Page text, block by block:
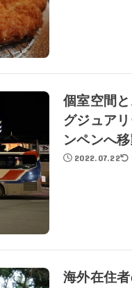
個室空間
グジュア
ンペンへ
2022.07.22
海外在住